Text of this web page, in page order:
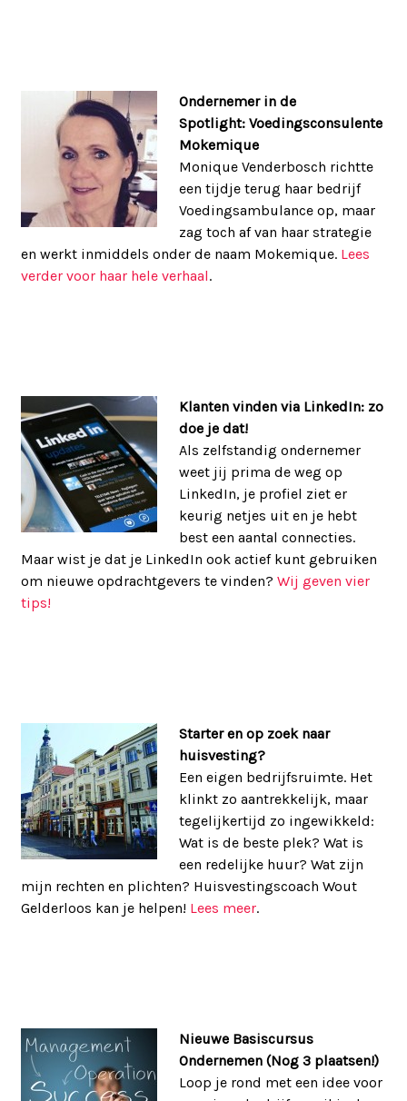
Ondernemer in de
Spotlight: Voedingsconsulente
Mokemique
Monique Venderbosch richtte
een tijdje terug haar bedrijf
Voedingsambulance op, maar
zag toch af van haar strategie
en werkt inmiddels onder de naam Mokemique. Lees
verder voor haar hele verhaal.
Klanten vinden via LinkedIn: zo
doe je dat!
Als zelfstandig ondernemer
weet jij prima de weg op
LinkedIn, je profiel ziet er
keurig netjes uit en je hebt
best een aantal connecties.
Maar wist je dat je LinkedIn ook actief kunt gebruiken
om nieuwe opdrachtgevers te vinden? Wij geven vier
tips!
Starter en op zoek naar
huisvesting?
Een eigen bedrijfsruimte. Het
klinkt zo aantrekkelijk, maar
tegelijkertijd zo ingewikkeld:
Wat is de beste plek? Wat is
een redelijke huur? Wat zijn
mijn rechten en plichten? Huisvestingscoach Wout
Gelderloos kan je helpen! Lees meer.
Nieuwe Basiscursus
Ondernemen (Nog 3 plaatsen!)
Loop je rond met een idee voor